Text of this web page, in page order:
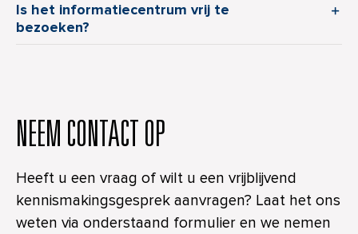
Is het informatiecentrum vrij te
bezoeken?
NEEM CONTACT OP
Heeft u een vraag of wilt u een vrijblijvend
kennismakingsgesprek aanvragen? Laat het ons
weten via onderstaand formulier en we nemen